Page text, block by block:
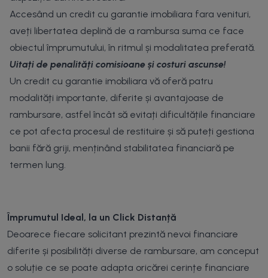
Accesând un credit cu garantie imobiliara fara venituri,
aveți libertatea deplină de a rambursa suma ce face
obiectul împrumutului, în ritmul și modalitatea preferată.
Uitați de penalități comisioane și costuri ascunse!
Un credit cu garantie imobiliara vă oferă patru
modalități importante, diferite și avantajoase de
rambursare, astfel încât să evitați dificultățile financiare
ce pot afecta procesul de restituire și să puteți gestiona
banii fără griji, menținând stabilitatea financiară pe
termen lung.
Împrumutul Ideal, la un Click Distanță
Deoarece fiecare solicitant prezintă nevoi financiare
diferite și posibilități diverse de rambursare, am conceput
o soluție ce se poate adapta oricărei cerințe financiare